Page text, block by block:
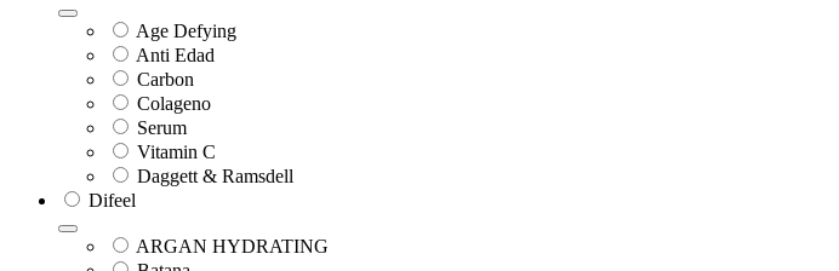
Age Defying
Anti Edad
Carbon
Colageno
Serum
Vitamin C
Daggett & Ramsdell
Difeel
ARGAN HYDRATING